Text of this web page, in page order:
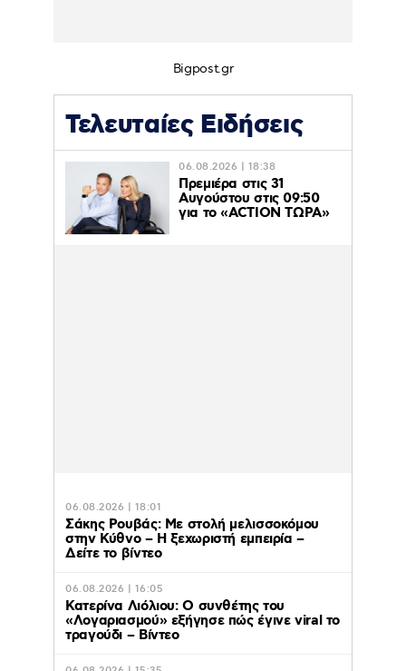
Bigpost.gr
Τελευταίες Ειδήσεις
06.08.2026 | 18:38
Πρεμιέρα στις 31
Αυγούστου στις 09:50
για το «ACTION ΤΩΡΑ»
06.08.2026 | 18:01
Σάκης Ρουβάς: Με στολή μελισσοκόμου
στην Κύθνο – Η ξεχωριστή εμπειρία –
Δείτε το βίντεο
06.08.2026 | 16:05
Κατερίνα Λιόλιου: Ο συνθέτης του
«Λογαριασμού» εξήγησε πώς έγινε viral το
τραγούδι – Βίντεο